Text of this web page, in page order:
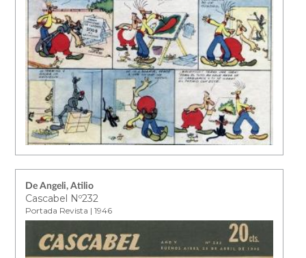
De Angeli, Atilio
Cascabel Nº232
Portada Revista | 1946